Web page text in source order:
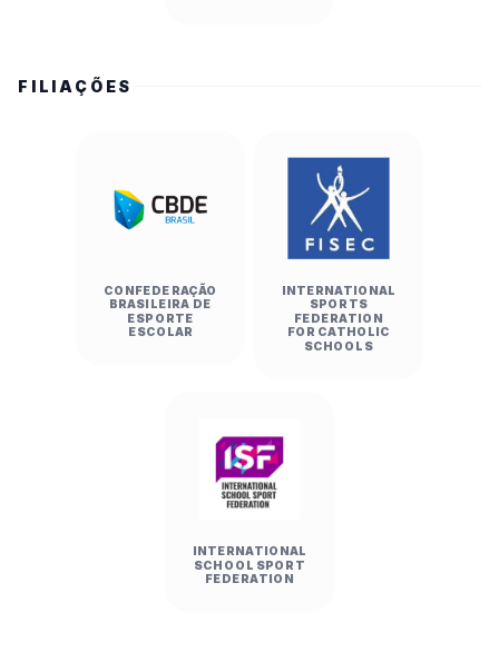
FILIAÇÕES
CONFEDERAÇÃO
BRASILEIRA DE
ESPORTE
ESCOLAR
INTERNATIONAL
SPORTS
FEDERATION
FOR CATHOLIC
SCHOOLS
INTERNATIONAL
SCHOOL SPORT
FEDERATION